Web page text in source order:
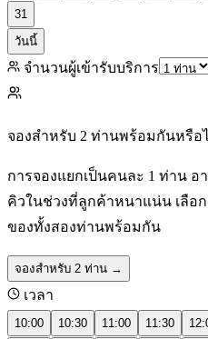
31
วันนี้
จำนวนผู้เข้ารับบริการ
จองสำหรับ 2 ท่านพร้อมกันหรือ
การจองแยกเป็นคนละ 1 ท่าน
คิวในช่วงที่ลูกค้าหนาแน่น เลือ
ของทั้งสองท่านพร้อมกัน
จองสำหรับ 2 ท่าน →
เวลา
10:00 10:30 11:00 11:30